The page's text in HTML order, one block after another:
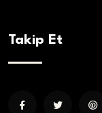
Takip Et